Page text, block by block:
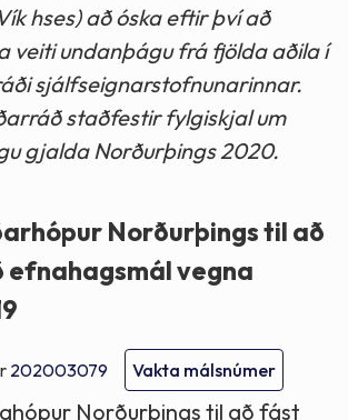
hses) að óska eftir því að
veiti undanþágu frá fjölda aðila í
sjálfseignarstofnunarinnar.
staðfestir fylgiskjal um
gjalda Norðurþings 2020.
Norðurþings til að
vegna
202003079 Vakta málsnúmer
Norðurþings til að fást